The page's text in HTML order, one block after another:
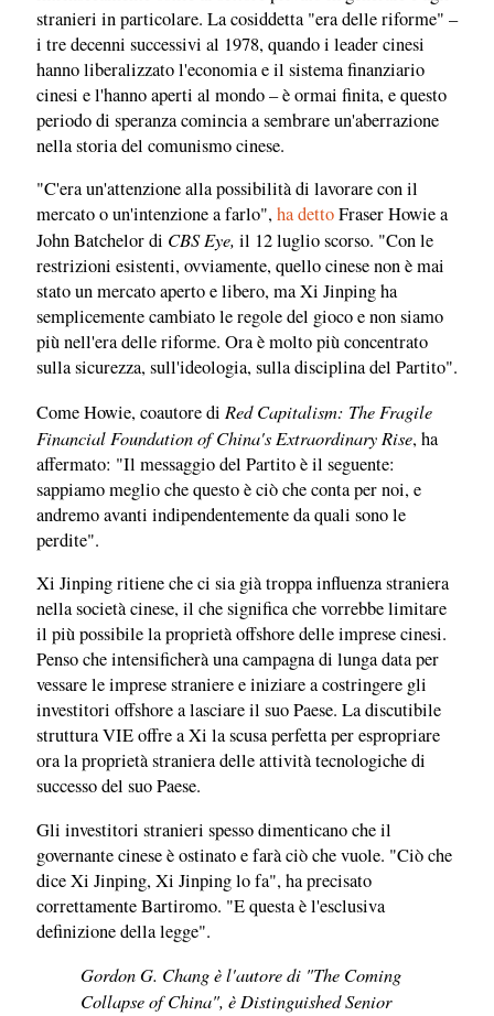
stranieri in particolare. La cosiddetta "era delle riforme" –
i tre decenni successivi al 1978, quando i leader cinesi
hanno liberalizzato l'economia e il sistema finanziario
cinesi e l'hanno aperti al mondo – è ormai finita, e questo
periodo di speranza comincia a sembrare un'aberrazione
nella storia del comunismo cinese.
"C'era un'attenzione alla possibilità di lavorare con il
mercato o un'intenzione a farlo",ha dettoFraser Howie a
John Batchelor di CBS Eye, il 12 luglio scorso. "Con le
restrizioni esistenti, ovviamente, quello cinese non è mai
stato un mercato aperto e libero, ma Xi Jinping ha
semplicemente cambiato le regole del gioco e non siamo
più nell'era delle riforme. Ora è molto più concentrato
sulla sicurezza, sull'ideologia, sulla disciplina del Partito".
Come Howie, coautore di Red Capitalism: The Fragile
Financial Foundation of China's Extraordinary Rise, ha
affermato: "Il messaggio del Partito è il seguente:
sappiamo meglio che questo è ciò che conta per noi, e
andremo avanti indipendentemente da quali sono le
perdite".
Xi Jinping ritiene che ci sia già troppa influenza straniera
nella società cinese, il che significa che vorrebbe limitare
il più possibile la proprietà offshore delle imprese cinesi.
Penso che intensificherà una campagna di lunga data per
vessare le imprese straniere e iniziare a costringere gli
investitori offshore a lasciare il suo Paese. La discutibile
struttura VIE offre a Xi la scusa perfetta per espropriare
ora la proprietà straniera delle attività tecnologiche di
successo del suo Paese.
Gli investitori stranieri spesso dimenticano che il
governante cinese è ostinato e farà ciò che vuole. "Ciò che
dice Xi Jinping, Xi Jinping lo fa", ha precisato
correttamente Bartiromo. "E questa è l'esclusiva
definizione della legge".
Gordon G. Chang è l'autore di "The Coming
Collapse of China", è Distinguished Senior